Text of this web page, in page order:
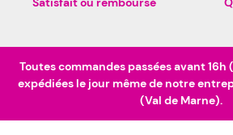
Toutes commandes passées avant
expédiées le jour même de notre
(Val de Marne).